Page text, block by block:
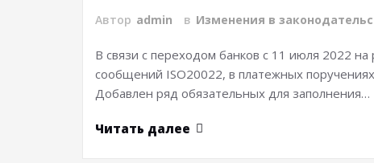
Автор admin в Изменения в
В связи с переходом банков с 11 июля 2022
сообщений ISO20022, в платежных
Добавлен ряд обязательных для заполнения…
Читать далее